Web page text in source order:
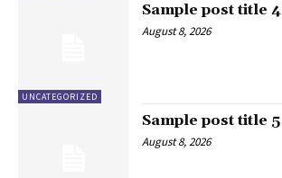
UNCATEGORIZED
Sample post title 4
August 8, 2026
Sample post title 5
August 8, 2026